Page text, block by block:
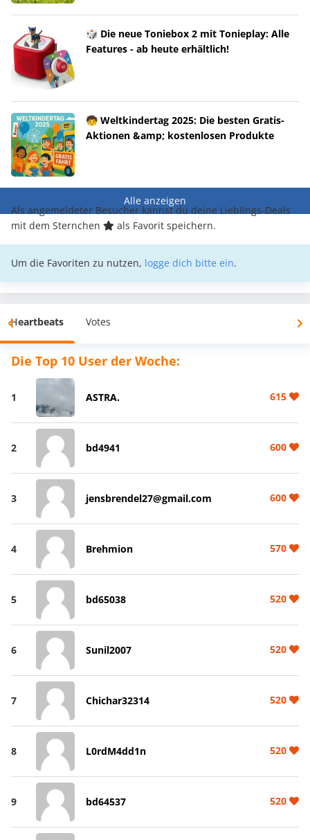
🎲 Die neue Toniebox 2 mit Tonieplay: Alle
Features - ab heute erhältlich!
🧒 Weltkindertag 2025: Die besten Gratis-
Aktionen &amp; kostenlosen Produkte
Alle anzeigen
Als angemeldeter Besucher kannst du deine Lieblings-Deals
mit dem Sternchen
als Favorit speichern.
Um die Favoriten zu nutzen, logge dich bitte ein.
Heartbeats Votes
Die Top 10 User der Woche:
1 ASTRA. 615
2 bd4941 600
3 jensbrendel27@gmail.com 600
4 Brehmion 570
5 bd65038 520
6 Sunil2007 520
7 Chichar32314 520
8 L0rdM4dd1n 520
9 bd64537 520